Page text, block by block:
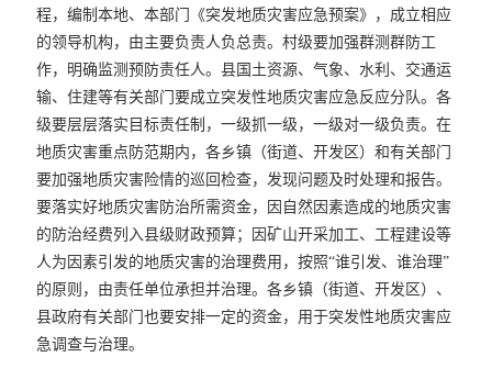
程，编制本地、本部门《突发地质灾害应急预案》，成立相应
的领导机构，由主要负责人负总责。村级要加强群测群防工
作，明确监测预防责任人。县国土资源、气象、水利、交通运
输、住建等有关部门要成立突发性地质灾害应急反应分队。各
级要层层落实目标责任制，一级抓一级，一级对一级负责。在
地质灾害重点防范期内，各乡镇（街道、开发区）和有关部门
要加强地质灾害险情的巡回检查，发现问题及时处理和报告。
要落实好地质灾害防治所需资金，因自然因素造成的地质灾害
的防治经费列入县级财政预算；因矿山开采加工、工程建设等
人为因素引发的地质灾害的治理费用，按照“谁引发、谁治理”
的原则，由责任单位承担并治理。各乡镇（街道、开发区）、
县政府有关部门也要安排一定的资金，用于突发性地质灾害应
急调查与治理。